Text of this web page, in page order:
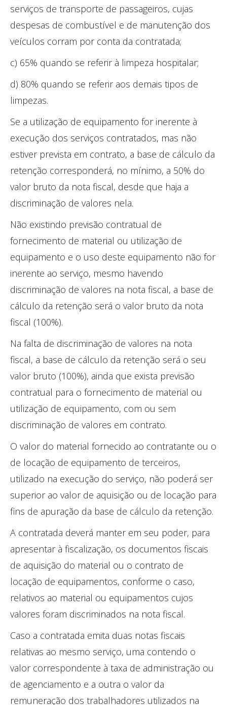
serviços de transporte de passageiros, cujas
despesas de combustível e de manutenção dos
veículos corram por conta da contratada;
c) 65% quando se referir à limpeza hospitalar;
d) 80% quando se referir aos demais tipos de
limpezas.
Se a utilização de equipamento for inerente à
execução dos serviços contratados, mas não
estiver prevista em contrato, a base de cálculo da
retenção corresponderá, no mínimo, a 50% do
valor bruto da nota fiscal, desde que haja a
discriminação de valores nela.
Não existindo previsão contratual de
fornecimento de material ou utilização de
equipamento e o uso deste equipamento não for
inerente ao serviço, mesmo havendo
discriminação de valores na nota fiscal, a base de
cálculo da retenção será o valor bruto da nota
fiscal (100%).
Na falta de discriminação de valores na nota
fiscal, a base de cálculo da retenção será o seu
valor bruto (100%), ainda que exista previsão
contratual para o fornecimento de material ou
utilização de equipamento, com ou sem
discriminação de valores em contrato.
O valor do material fornecido ao contratante ou o
de locação de equipamento de terceiros,
utilizado na execução do serviço, não poderá ser
superior ao valor de aquisição ou de locação para
fins de apuração da base de cálculo da retenção.
A contratada deverá manter em seu poder, para
apresentar à fiscalização, os documentos fiscais
de aquisição do material ou o contrato de
locação de equipamentos, conforme o caso,
relativos ao material ou equipamentos cujos
valores foram discriminados na nota fiscal.
Caso a contratada emita duas notas fiscais
relativas ao mesmo serviço, uma contendo o
valor correspondente à taxa de administração ou
de agenciamento e a outra o valor da
remuneração dos trabalhadores utilizados na